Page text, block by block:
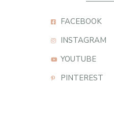
FACEBOOK
INSTAGRAM
YOUTUBE
PINTEREST